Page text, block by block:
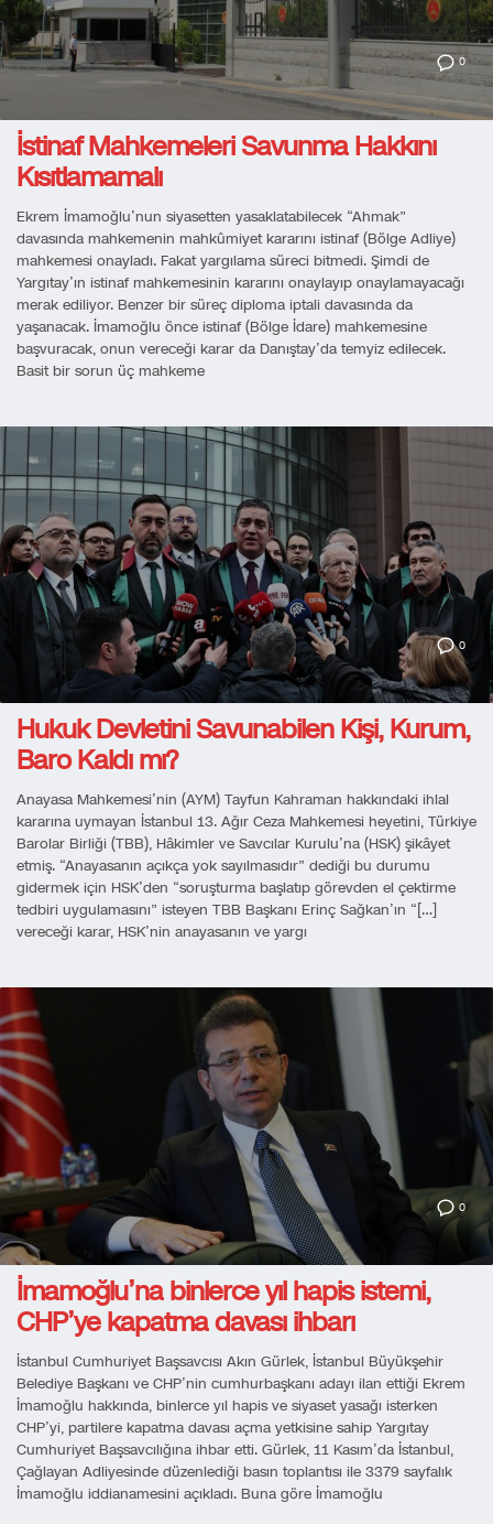
0
İstinaf Mahkemeleri Savunma Hakkını
Kısıtlamamalı
Ekrem İmamoğlu’nun siyasetten yasaklatabilecek “Ahmak”
davasında mahkemenin mahkûmiyet kararını istinaf (Bölge Adliye)
mahkemesi onayladı. Fakat yargılama süreci bitmedi. Şimdi de
Yargıtay’ın istinaf mahkemesinin kararını onaylayıp onaylamayacağı
merak ediliyor. Benzer bir süreç diploma iptali davasında da
yaşanacak. İmamoğlu önce istinaf (Bölge İdare) mahkemesine
başvuracak, onun vereceği karar da Danıştay’da temyiz edilecek.
Basit bir sorun üç mahkeme
0
Hukuk Devletini Savunabilen Kişi, Kurum,
Baro Kaldı mı?
Anayasa Mahkemesi’nin (AYM) Tayfun Kahraman hakkındaki ihlal
kararına uymayan İstanbul 13. Ağır Ceza Mahkemesi heyetini, Türkiye
Barolar Birliği (TBB), Hâkimler ve Savcılar Kurulu’na (HSK) şikâyet
etmiş. “Anayasanın açıkça yok sayılmasıdır” dediği bu durumu
gidermek için HSK’den “soruşturma başlatıp görevden el çektirme
tedbiri uygulamasını” isteyen TBB Başkanı Erinç Sağkan’ın “[…]
vereceği karar, HSK’nin anayasanın ve yargı
0
İmamoğlu’na binlerce yıl hapis istemi,
CHP’ye kapatma davası ihbarı
İstanbul Cumhuriyet Başsavcısı Akın Gürlek, İstanbul Büyükşehir
Belediye Başkanı ve CHP’nin cumhurbaşkanı adayı ilan ettiği Ekrem
İmamoğlu hakkında, binlerce yıl hapis ve siyaset yasağı isterken
CHP’yi, partilere kapatma davası açma yetkisine sahip Yargıtay
Cumhuriyet Başsavcılığına ihbar etti. Gürlek, 11 Kasım’da İstanbul,
Çağlayan Adliyesinde düzenlediği basın toplantısı ile 3379 sayfalık
İmamoğlu iddianamesini açıkladı. Buna göre İmamoğlu